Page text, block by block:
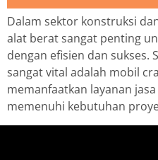
Dalam sektor konstruksi
alat berat sangat penting
dengan efisien dan sukses.
sangat vital adalah mobil
memanfaatkan layanan
memenuhi kebutuhan